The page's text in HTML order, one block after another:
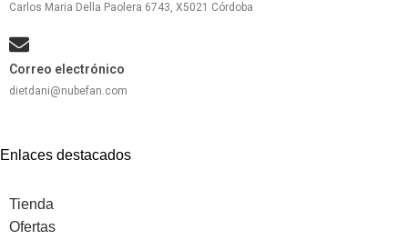
Carlos Maria Della Paolera 6743, X5021 Córdoba
Correo electrónico
dietdani@nubefan.com
Enlaces destacados
Tienda
Ofertas